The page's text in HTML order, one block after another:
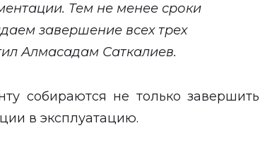
Тем не менее сроки
завершение всех трех
Алмасадам Саткалиев.
собираются не только завершить
в эксплуатацию.